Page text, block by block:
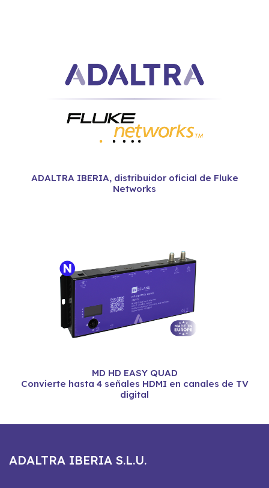
ADALTRA IBERIA, distribuidor oficial de Fluke
Networks
MD HD EASY QUAD
Convierte hasta 4 señales HDMI en canales de TV
digital
ADALTRA IBERIA S.L.U.